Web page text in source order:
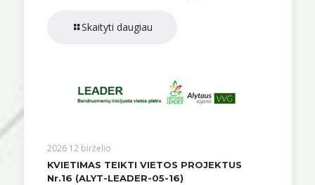
Skaityti daugiau
2026 12 birželio
KVIETIMAS TEIKTI VIETOS PROJEKTUS
Nr.16 (ALYT-LEADER-05-16)